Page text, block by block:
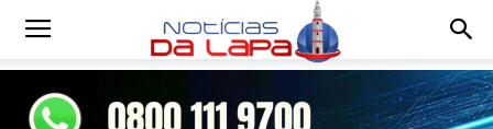
Notícias